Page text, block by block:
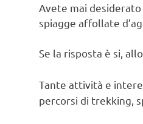
Avete mai
spiagge affollate
Se la risposta è si,
Tante attività e
percorsi di trekking,